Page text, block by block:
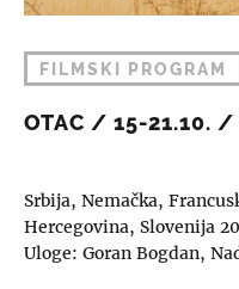
FILMSKI PROGRAM
OTAC / 15-21.10. /
Srbija, Nemačka,
Hercegovina, Slovenija
Uloge: Goran Bogdan,